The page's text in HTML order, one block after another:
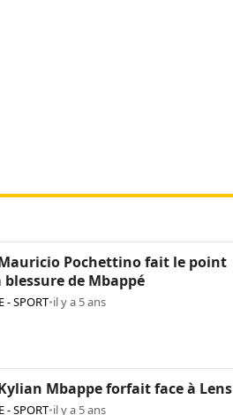
Mauricio Pochettino fait le point
blessure de Mbappé
- SPORT•il y a 5 ans
Mbappe forfait face à Lens
- SPORT•il y a 5 ans